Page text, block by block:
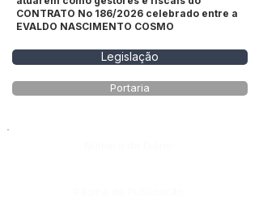
CONTRATO No 186/2026 celebrado entre a
EVALDO NASCIMENTO COSMO
Legislação
Portaria